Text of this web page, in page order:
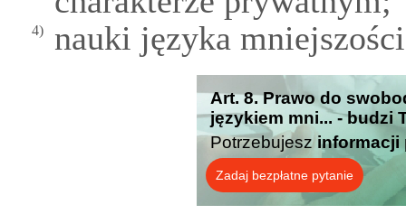
4) nauki języka
Art. 8. Prawo do
językiem mni... - budzi
Potrzebujesz informacji
Zadaj bezpłatne pytanie